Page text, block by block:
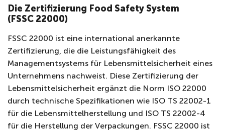
Die Zertifizierung Food Safety System
(FSSC 22000)
FSSC 22000 ist eine international anerkannte
Zertifizierung, die die Leistungsfähigkeit des
Managementsystems für Lebensmittelsicherheit eines
Unternehmens nachweist. Diese Zertifizierung der
Lebensmittelsicherheit ergänzt die Norm ISO 22000
durch technische Spezifikationen wie ISO TS 22002-1
für die Lebensmittelherstellung und ISO TS 22002-4
für die Herstellung der Verpackungen. FSSC 22000 ist